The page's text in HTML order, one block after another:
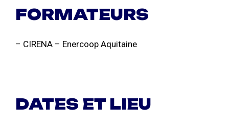
FORMATEURS
– CIRENA – Enercoop Aquitaine
DATES ET LIEU